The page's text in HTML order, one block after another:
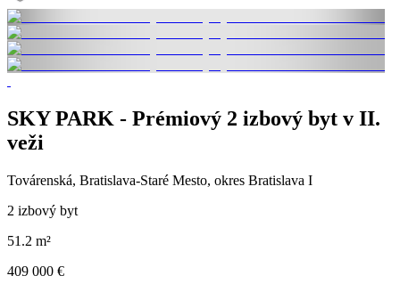
SKY PARK - Prémiový 2 izbový byt v II.
veži
Továrenská, Bratislava-Staré Mesto, okres Bratislava I
2 izbový byt
51.2 m²
409 000 €